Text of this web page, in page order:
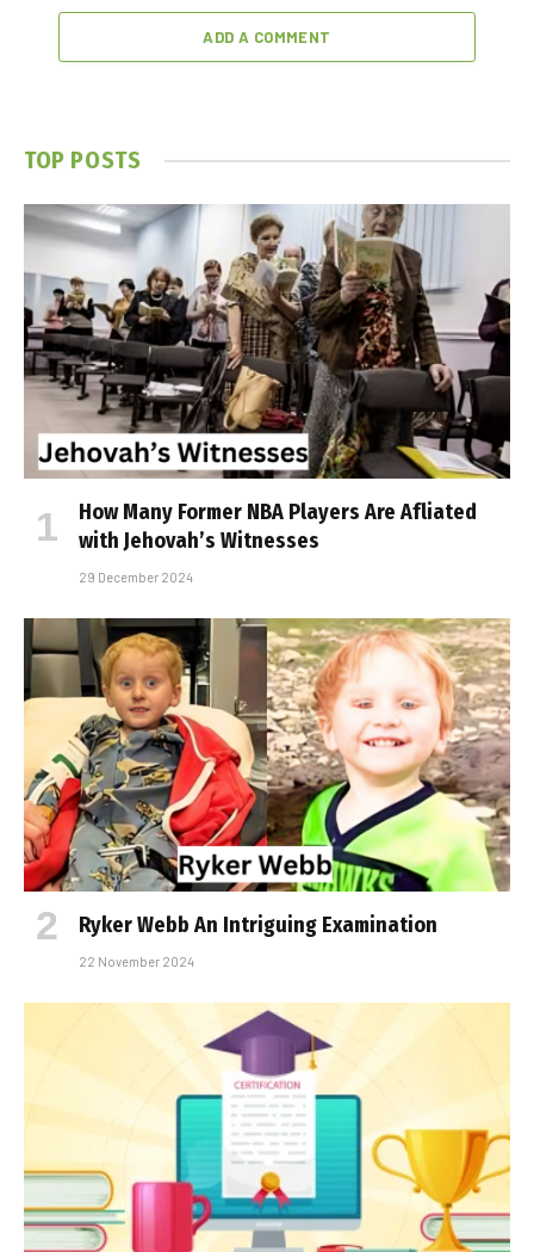
ADD A COMMENT
TOP POSTS
How Many Former NBA Players Are Affiliated
with Jehovah’s Witnesses
29 December 2024
Ryker Webb An Intriguing Examination
22 November 2024